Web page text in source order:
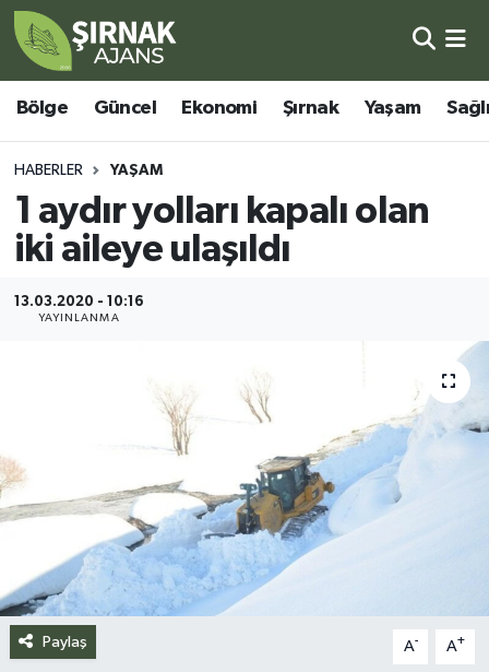
Bölge Güncel Ekonomi Şırnak Yaşam
HABERLER YAŞAM
1 aydır yolları kapalı olan
iki aileye ulaşıldı
13.03.2020 - 10:16
YAYINLANMA
Paylaş A- A+
Bölge
Güncel
Ekonomi
Şırnak
Yaşam
Spor
Teknoloji
Şırnak Nöbetçi Eczaneler
Şırnak Hava Durumu
Şirnak Namaz Vakitleri
Şırnak Trafik Yoğunluk Haritası
Süper Lig Puan Durumu ve Fikstür
Son Dakika Haberleri